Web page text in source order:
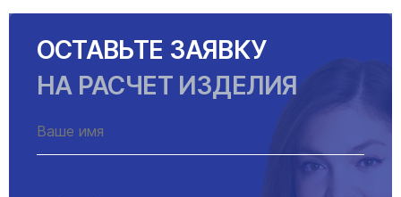
1 505₽ 1 505₽
ОСТАВЬТЕ ЗАЯВКУ
НА РАСЧЕТ ИЗДЕЛИЯ